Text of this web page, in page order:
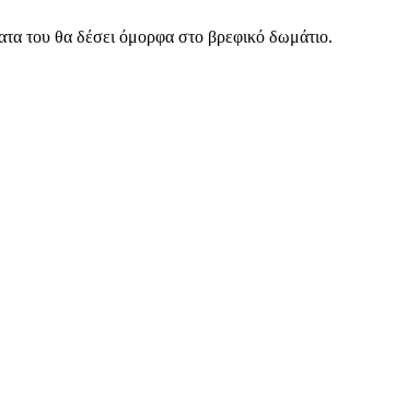
του θα δέσει όμορφα στο βρεφικό δωμάτιο.